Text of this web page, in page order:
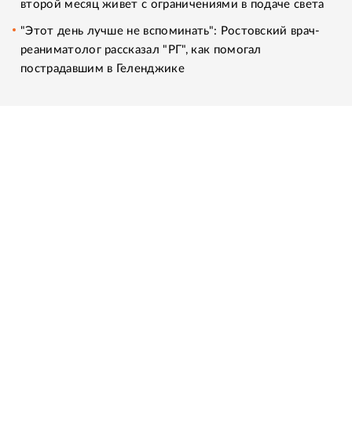
второй месяц живет с ограничениями в подаче света
"Этот день лучше не вспоминать": Ростовский врач-
реаниматолог рассказал "РГ", как помогал
пострадавшим в Геленджике